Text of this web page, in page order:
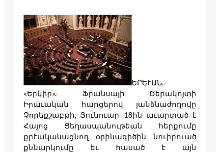
ԵՐԵՒԱՆ,
«Երկիր».- Ֆրանսայի Ծերակոյտի
Իրաւական հարցերով յանձնաժողովը
Չորեքշաբթի, Յունուար 18ին աւարտած է
Հայոց Ցեղասպանութեան հերքումը
քրէականացնող օրինագիծին նուիրուած
քննարկումը եւ հասած է այն